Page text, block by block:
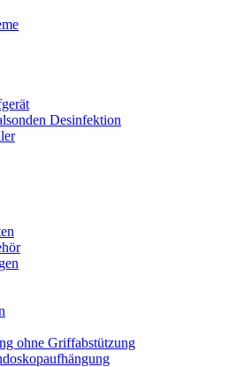
Desinfektion
ohne Griffabstützung